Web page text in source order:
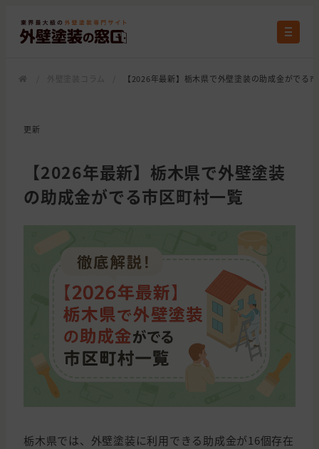
【2026年最新】栃木県で外壁塗装の助成金がでる
更新
【2026年最新】栃木県で外壁塗装
の助成金がでる市区町村一覧
栃木県では、外壁塗装に利用できる助成金が16個存在